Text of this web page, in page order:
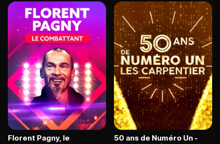
Florent Pagny, le
50 ans de Numéro Un -